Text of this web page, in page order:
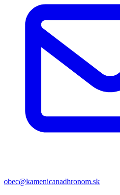
obec@kamenicanadhronom.sk